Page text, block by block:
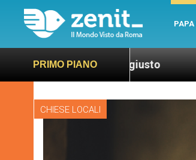
PAPA
PRIMO PIANO
sano e giusto LEV: “Papa
CHIESE LOCALI